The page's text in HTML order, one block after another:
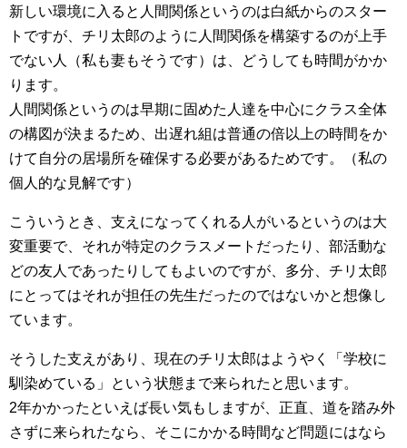
新しい環境に入ると人間関係というのは白紙からのスター
トですが、チリ太郎のように人間関係を構築するのが上手
でない人（私も妻もそうです）は、どうしても時間がかか
ります。
人間関係というのは早期に固めた人達を中心にクラス全体
の構図が決まるため、出遅れ組は普通の倍以上の時間をか
けて自分の居場所を確保する必要があるためです。（私の
個人的な見解です）
こういうとき、支えになってくれる人がいるというのは大
変重要で、それが特定のクラスメートだったり、部活動な
どの友人であったりしてもよいのですが、多分、チリ太郎
にとってはそれが担任の先生だったのではないかと想像し
ています。
そうした支えがあり、現在のチリ太郎はようやく「学校に
馴染めている」という状態まで来られたと思います。
2年かかったといえば長い気もしますが、正直、道を踏み外
さずに来られたなら、そこにかかる時間など問題にはなら